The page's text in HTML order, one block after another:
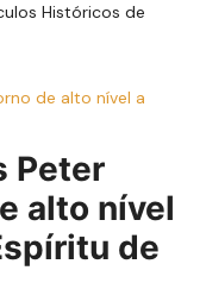
Históricos de
de alto nível a
Peter
alto nível
de